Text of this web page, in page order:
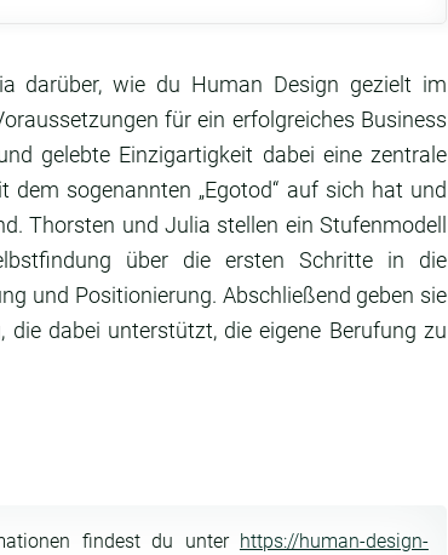
darüber, wie du Human Design gezielt im
für ein erfolgreiches Business
gelebte Einzigartigkeit dabei eine zentrale
sogenannten „Egotod“ auf sich hat und
Thorsten und Julia stellen ein Stufenmodell
über die ersten Schritte in die
und Positionierung. Abschließend geben sie
dabei unterstützt, die eigene Berufung zu
findest du unter https://human-design-